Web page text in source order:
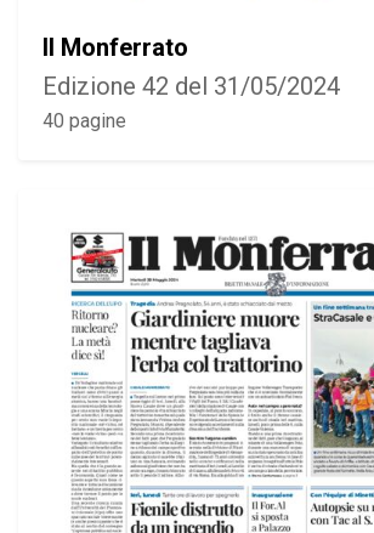
Il Monferrato
Edizione 42 del 31/05/2024
40 pagine